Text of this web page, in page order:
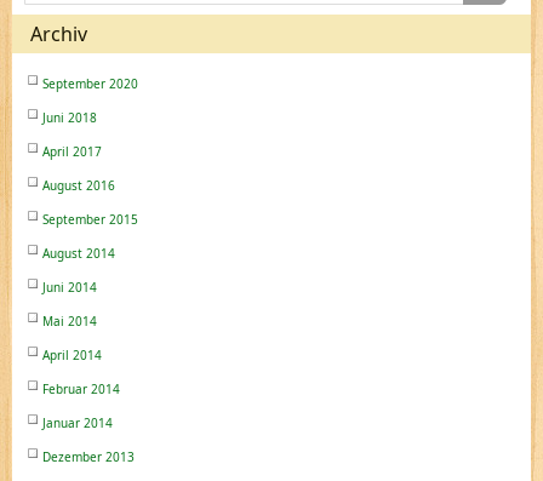
Archiv
September 2020
Juni 2018
April 2017
August 2016
September 2015
August 2014
Juni 2014
Mai 2014
April 2014
Februar 2014
Januar 2014
Dezember 2013